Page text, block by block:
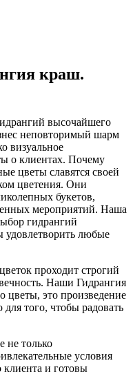
краш.
высочайшего
неповторимый шарм
визуальное
о клиентах. Почему
цветы славятся своей
цветения. Они
букетов,
мероприятий. Наша
гидрангий
удовлетворить любые
проходит строгий
Наши Гидрангия
цветы, это произведение
для того, чтобы радовать
не только
условия
и готовы